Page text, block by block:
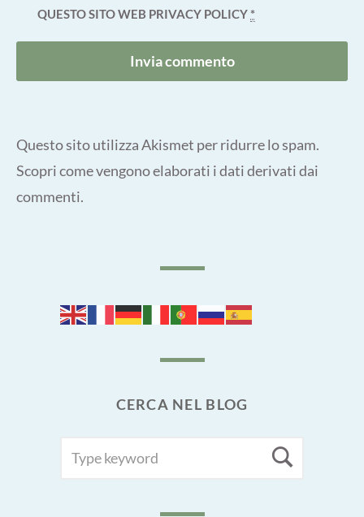
QUESTO SITO WEB PRIVACY POLICY*
Questo sito utilizza Akismet per ridurre lo spam.
Scopri come vengono elaborati i dati derivati dai
commenti.
CERCA NEL BLOG
FOR: